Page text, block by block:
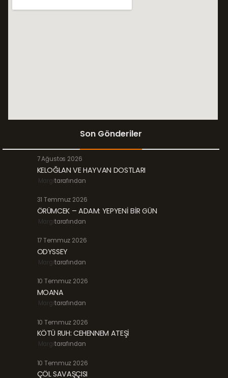
Son Gönderiler
7 Ağustos 2026
KELOĞLAN VE HAYVAN DOSTLARI
Margitarafından
31 Temmuz 2026
ÖRÜMCEK – ADAM: YEPYENİ BİR GÜN
Margitarafından
17 Temmuz 2026
ODYSSEY
Margitarafından
10 Temmuz 2026
MOANA
Margitarafından
10 Temmuz 2026
KÖTÜ RUH: CEHENNEM ATEŞİ
Margitarafından
10 Temmuz 2026
ÇÖL SAVAŞÇISI